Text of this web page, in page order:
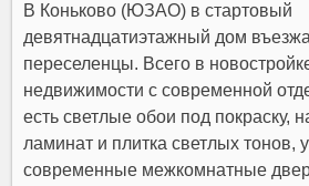
В Коньково (ЮЗАО) в стартовый
девятнадцатиэтажный дом
переселенцы. Всего в
недвижимости с современной
есть светлые обои под покраску,
ламинат и плитка светлых тонов,
современные межкомнатные